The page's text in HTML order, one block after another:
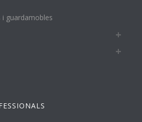
i guardamobles